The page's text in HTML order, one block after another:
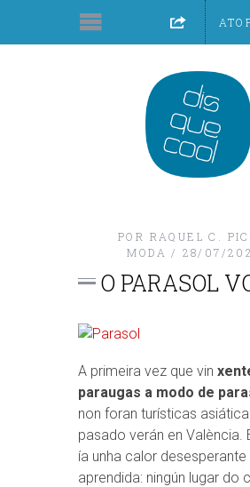
POR RAQUEL C.
MODA
28/07/
O PARASOL
A primeira vez que vin
paraugas a modo de
non foran turísticas
pasado verán en València.
ía unha calor
aprendida: ningún lugar do